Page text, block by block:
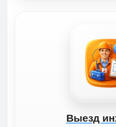
Выезд